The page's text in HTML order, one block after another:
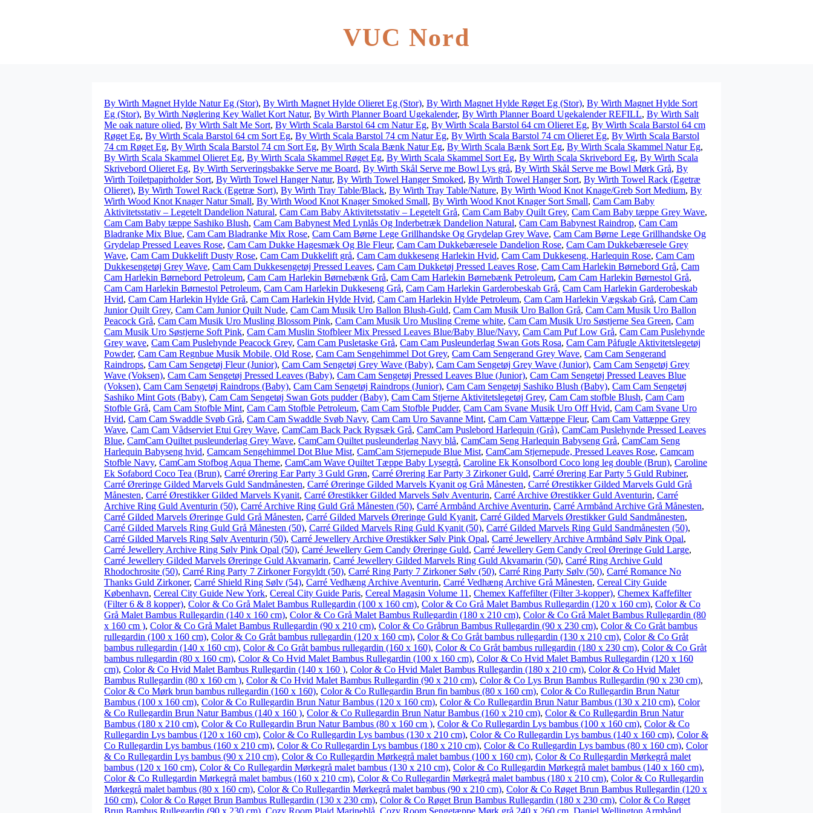
VUC Nord
By Wirth Magnet Hylde Natur Eg (Stor), By Wirth Magnet Hylde Olieret Eg (Stor), By Wirth Magnet Hylde Røget Eg (Stor), By Wirth Magnet Hylde Sort
Eg (Stor), By Wirth Nøglering Key Wallet Kort Natur, By Wirth Planner Board Ugekalender, By Wirth Planner Board Ugekalender REFILL, By Wirth Salt
Me oak nature olied, By Wirth Salt Me Sort, By Wirth Scala Barstol 64 cm Natur Eg, By Wirth Scala Barstol 64 cm Olieret Eg, By Wirth Scala Barstol 64 cm
Røget Eg, By Wirth Scala Barstol 64 cm Sort Eg, By Wirth Scala Barstol 74 cm Natur Eg, By Wirth Scala Barstol 74 cm Olieret Eg, By Wirth Scala Barstol
74 cm Røget Eg, By Wirth Scala Barstol 74 cm Sort Eg, By Wirth Scala Bænk Natur Eg, By Wirth Scala Bænk Sort Eg, By Wirth Scala Skammel Natur Eg,
By Wirth Scala Skammel Olieret Eg, By Wirth Scala Skammel Røget Eg, By Wirth Scala Skammel Sort Eg, By Wirth Scala Skrivebord Eg, By Wirth Scala
Skrivebord Olieret Eg, By Wirth Serveringsbakke Serve me Board, By Wirth Skål Serve me Bowl Lys grå, By Wirth Skål Serve me Bowl Mørk Grå, By
Wirth Toiletpapirholder Sort, By Wirth Towel Hanger Natur, By Wirth Towel Hanger Smoked, By Wirth Towel Hanger Sort, By Wirth Towel Rack (Egetræ
Olieret), By Wirth Towel Rack (Egetræ Sort), By Wirth Tray Table/Black, By Wirth Tray Table/Nature, By Wirth Wood Knot Knage/Greb Sort Medium, By
Wirth Wood Knot Knager Natur Small, By Wirth Wood Knot Knager Smoked Small, By Wirth Wood Knot Knager Sort Small, Cam Cam Baby
Aktivitetsstativ – Legetelt Dandelion Natural, Cam Cam Baby Aktivitetsstativ – Legetelt Grå, Cam Cam Baby Quilt Grey, Cam Cam Baby tæppe Grey Wave,
Cam Cam Baby tæppe Sashiko Blush, Cam Cam Babynest Med Lynlås Og Inderbetræk Dandelion Natural, Cam Cam Babynest Raindrop, Cam Cam
Bladranke Mix Blue, Cam Cam Bladranke Mix Rose, Cam Cam Børne Lege Grillhandske Og Grydelap Grey Wave, Cam Cam Børne Lege Grillhandske Og
Grydelap Pressed Leaves Rose, Cam Cam Dukke Hagesmæk Og Ble Fleur, Cam Cam Dukkebæresele Dandelion Rose, Cam Cam Dukkebæresele Grey
Wave, Cam Cam Dukkelift Dusty Rose, Cam Cam Dukkelift grå, Cam Cam dukkeseng Harlekin Hvid, Cam Cam Dukkeseng, Harlequin Rose, Cam Cam
Dukkesengetøj Grey Wave, Cam Cam Dukkesengetøj Pressed Leaves, Cam Cam Dukketøj Pressed Leaves Rose, Cam Cam Harlekin Børnebord Grå, Cam
Cam Harlekin Børnebord Petroleum, Cam Cam Harlekin Børnebænk Grå, Cam Cam Harlekin Børnebænk Petroleum, Cam Cam Harlekin Børnestol Grå,
Cam Cam Harlekin Børnestol Petroleum, Cam Cam Harlekin Dukkeseng Grå, Cam Cam Harlekin Garderobeskab Grå, Cam Cam Harlekin Garderobeskab
Hvid, Cam Cam Harlekin Hylde Grå, Cam Cam Harlekin Hylde Hvid, Cam Cam Harlekin Hylde Petroleum, Cam Cam Harlekin Vægskab Grå, Cam Cam
Junior Quilt Grey, Cam Cam Junior Quilt Nude, Cam Cam Musik Uro Ballon Blush-Guld, Cam Cam Musik Uro Ballon Grå, Cam Cam Musik Uro Ballon
Peacock Grå, Cam Cam Musik Uro Musling Blossom Pink, Cam Cam Musik Uro Musling Creme white, Cam Cam Musik Uro Søstjerne Sea Green, Cam
Cam Musik Uro Søstjerne Soft Pink, Cam Cam Muslin Stofbleer Mix Pressed Leaves Blue/Baby Blue/Navy, Cam Cam Puf Low Grå, Cam Cam Puslehynde
Grey wave, Cam Cam Puslehynde Peacock Grey, Cam Cam Pusletaske Grå, Cam Cam Pusleunderlag Swan Gots Rosa, Cam Cam Påfugle Aktivitetslegetøj
Powder, Cam Cam Regnbue Musik Mobile, Old Rose, Cam Cam Sengehimmel Dot Grey, Cam Cam Sengerand Grey Wave, Cam Cam Sengerand
Raindrops, Cam Cam Sengetøj Fleur (Junior), Cam Cam Sengetøj Grey Wave (Baby), Cam Cam Sengetøj Grey Wave (Junior), Cam Cam Sengetøj Grey
Wave (Voksen), Cam Cam Sengetøj Pressed Leaves (Baby), Cam Cam Sengetøj Pressed Leaves Blue (Junior), Cam Cam Sengetøj Pressed Leaves Blue
(Voksen), Cam Cam Sengetøj Raindrops (Baby), Cam Cam Sengetøj Raindrops (Junior), Cam Cam Sengetøj Sashiko Blush (Baby), Cam Cam Sengetøj
Sashiko Mint Gots (Baby), Cam Cam Sengetøj Swan Gots pudder (Baby), Cam Cam Stjerne Aktivitetslegetøj Grey, Cam Cam stofble Blush, Cam Cam
Stofble Grå, Cam Cam Stofble Mint, Cam Cam Stofble Petroleum, Cam Cam Stofble Pudder, Cam Cam Svane Musik Uro Off Hvid, Cam Cam Svane Uro
Hvid, Cam Cam Swaddle Svøb Grå, Cam Cam Swaddle Svøb Navy, Cam Cam Uro Savanne Mint, Cam Cam Vattæppe Fleur, Cam Cam Vattæppe Grey
Wave, Cam Cam Vådserviet Etui Grey Wave, CamCam Back Pack Rygsæk Grå, CamCam Puslebord Harlequin (Grå), CamCam Puslehynde Pressed Leaves
Blue, CamCam Quiltet pusleunderlag Grey Wave, CamCam Quiltet pusleunderlag Navy blå, CamCam Seng Harlequin Babyseng Grå, CamCam Seng
Harlequin Babyseng hvid, Camcam Sengehimmel Dot Blue Mist, CamCam Stjernepude Blue Mist, CamCam Stjernepude, Pressed Leaves Rose, Camcam
Stofble Navy, CamCam Stofbog Aqua Theme, CamCam Wave Quiltet Tæppe Baby Lysegrå, Caroline Ek Konsolbord Coco long leg double (Brun), Caroline
Ek Sofabord Coco Tea (Brun), Carré Ørering Ear Party 3 Guld Grøn, Carré Ørering Ear Party 3 Zirkoner Guld, Carré Ørering Ear Party 5 Guld Rubiner,
Carré Øreringe Gilded Marvels Guld Sandmånesten, Carré Øreringe Gilded Marvels Kyanit og Grå Månesten, Carré Ørestikker Gilded Marvels Guld Grå
Månesten, Carré Ørestikker Gilded Marvels Kyanit, Carré Ørestikker Gilded Marvels Sølv Aventurin, Carré Archive Ørestikker Guld Aventurin, Carré
Archive Ring Guld Aventurin (50), Carré Archive Ring Guld Grå Månesten (50), Carré Armbånd Archive Aventurin, Carré Armbånd Archive Grå Månesten,
Carré Gilded Marvels Øreringe Guld Grå Månesten, Carré Gilded Marvels Øreringe Guld Kyanit, Carré Gilded Marvels Ørestikker Guld Sandmånesten,
Carré Gilded Marvels Ring Guld Grå Månesten (50), Carré Gilded Marvels Ring Guld Kyanit (50), Carré Gilded Marvels Ring Guld Sandmånesten (50),
Carré Gilded Marvels Ring Sølv Aventurin (50), Carré Jewellery Archive Ørestikker Sølv Pink Opal, Carré Jewellery Archive Armbånd Sølv Pink Opal,
Carré Jewellery Archive Ring Sølv Pink Opal (50), Carré Jewellery Gem Candy Øreringe Guld, Carré Jewellery Gem Candy Creol Øreringe Guld Large,
Carré Jewellery Gilded Marvels Øreringe Guld Akvamarin, Carré Jewellery Gilded Marvels Ring Guld Akvamarin (50), Carré Ring Archive Guld
Rhodochrosite (50), Carré Ring Party 7 Zirkoner Forgyldt (50), Carré Ring Party 7 Zirkoner Sølv (50), Carré Ring Party Sølv (50), Carré Romance No
Thanks Guld Zirkoner, Carré Shield Ring Sølv (54), Carré Vedhæng Archive Aventurin, Carré Vedhæng Archive Grå Månesten, Cereal City Guide
København, Cereal City Guide New York, Cereal City Guide Paris, Cereal Magasin Volume 11 , Chemex Kaffefilter (Filter 3-kopper), Chemex Kaffefilter
(Filter 6 & 8 kopper), Color & Co Grå Malet Bambus Rullegardin (100 x 160 cm), Color & Co Grå Malet Bambus Rullegardin (120 x 160 cm), Color & Co
Grå Malet Bambus Rullegardin (140 x 160 cm), Color & Co Grå Malet Bambus Rullegardin (180 x 210 cm), Color & Co Grå Malet Bambus Rullegardin (80
x 160 cm ), Color & Co Grå Malet Bambus Rullegardin (90 x 210 cm), Color & Co Gråbrun Bambus Rullegardin (90 x 230 cm), Color & Co Gråt bambus
rullegardin (100 x 160 cm), Color & Co Gråt bambus rullegardin (120 x 160 cm), Color & Co Gråt bambus rullegardin (130 x 210 cm), Color & Co Gråt
bambus rullegardin (140 x 160 cm), Color & Co Gråt bambus rullegardin (160 x 160), Color & Co Gråt bambus rullegardin (180 x 230 cm), Color & Co Gråt
bambus rullegardin (80 x 160 cm), Color & Co Hvid Malet Bambus Rullegardin (100 x 160 cm), Color & Co Hvid Malet Bambus Rullegardin (120 x 160
cm), Color & Co Hvid Malet Bambus Rullegardin (140 x 160 ), Color & Co Hvid Malet Bambus Rullegardin (180 x 210 cm), Color & Co Hvid Malet
Bambus Rullegardin (80 x 160 cm ), Color & Co Hvid Malet Bambus Rullegardin (90 x 210 cm), Color & Co Lys Brun Bambus Rullegardin (90 x 230 cm),
Color & Co Mørk brun bambus rullegardin (160 x 160), Color & Co Rullegardin Brun fin bambus (80 x 160 cm), Color & Co Rullegardin Brun Natur
Bambus (100 x 160 cm), Color & Co Rullegardin Brun Natur Bambus (120 x 160 cm), Color & Co Rullegardin Brun Natur Bambus (130 x 210 cm), Color
& Co Rullegardin Brun Natur Bambus (140 x 160 ), Color & Co Rullegardin Brun Natur Bambus (160 x 210 cm), Color & Co Rullegardin Brun Natur
Bambus (180 x 210 cm), Color & Co Rullegardin Brun Natur Bambus (80 x 160 cm ), Color & Co Rullegardin Lys bambus (100 x 160 cm), Color & Co
Rullegardin Lys bambus (120 x 160 cm), Color & Co Rullegardin Lys bambus (130 x 210 cm), Color & Co Rullegardin Lys bambus (140 x 160 cm), Color &
Co Rullegardin Lys bambus (160 x 210 cm), Color & Co Rullegardin Lys bambus (180 x 210 cm), Color & Co Rullegardin Lys bambus (80 x 160 cm), Color
& Co Rullegardin Lys bambus (90 x 210 cm), Color & Co Rullegardin Mørkegrå malet bambus (100 x 160 cm), Color & Co Rullegardin Mørkegrå malet
bambus (120 x 160 cm), Color & Co Rullegardin Mørkegrå malet bambus (130 x 210 cm), Color & Co Rullegardin Mørkegrå malet bambus (140 x 160 cm),
Color & Co Rullegardin Mørkegrå malet bambus (160 x 210 cm), Color & Co Rullegardin Mørkegrå malet bambus (180 x 210 cm), Color & Co Rullegardin
Mørkegrå malet bambus (80 x 160 cm), Color & Co Rullegardin Mørkegrå malet bambus (90 x 210 cm), Color & Co Røget Brun Bambus Rullegardin (120 x
160 cm), Color & Co Røget Brun Bambus Rullegardin (130 x 230 cm), Color & Co Røget Brun Bambus Rullegardin (180 x 230 cm), Color & Co Røget
Brun Bambus Rullegardin (90 x 230 cm) Cozy Room Plaid Marineblå Cozy Room Sengetæppe Mørk grå 240 x 260 cm Daniel Wellington Armbånd